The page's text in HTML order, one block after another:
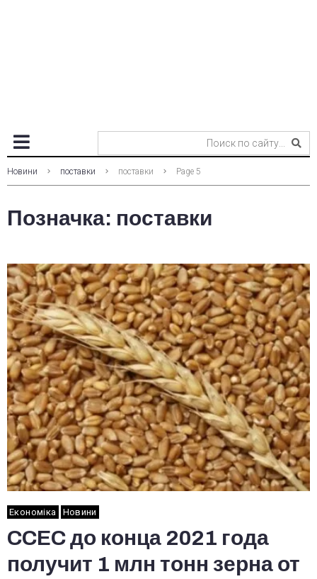
Новини поставки поставки Page 5
Позначка: поставки
Економіка Новини
CCEC до конца 2021 года
получит 1 млн тонн зерна от